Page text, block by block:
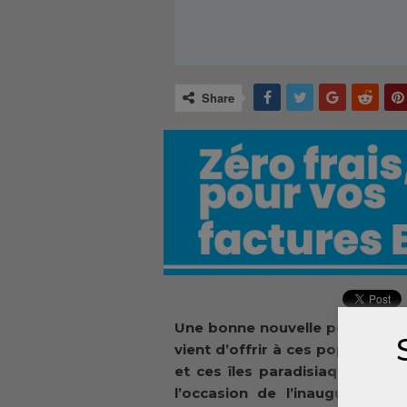
Share
Une bonne nouvelle pour les
vient d’offrir à ces
et ces îles paradisiaques. La
l’occasion de l’inauguration